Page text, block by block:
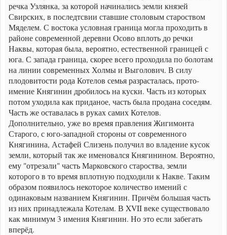
речка Узлянка, за которой начинались земли князей
Свирских, в последтсвии ставшие столовым староством
Мяделем. С востока условная граница могла проходить в
районе современной деревни Осово вплоть до речки
Наквы, которая была, вероятно, естественной границей с
юга. С запада граница, скорее всего проходила по болотам
на линии современных Холмы и Выголович. В силу
плодовитости рода Котелов семья разрасталась, прото-
имение Княгинин дробилось на куски. Часть из которых
потом уходила как приданое, часть была продана соседям.
Часть же оставалась в руках самих Котелов.
Дополнительно, уже во время правления Жигимонта
Старого, с юго-западной стороны от современного
Княгинина, Астафей Слизень получил во владение кусок
земли, который так же именовался Княгинином. Вероятно,
ему "отрезали" часть Марковского староства, земли
которого в то время вплотную подходили к Накве. Таким
образом появилось некоторое количество имений с
одинаковым названием Княгинин. Причём большая часть
из них принадлежала Котелам. В XVII веке существовало
как минимум 3 имения Княгинин. Но это если забегать
вперёд.